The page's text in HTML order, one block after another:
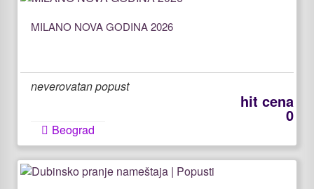
MILANO NOVA GODINA 2026
neverovatan popust
hit cena
0
Beograd